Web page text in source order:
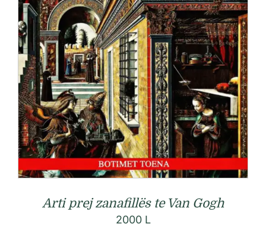
Arti prej zanafillës te Van Gogh
2000 L